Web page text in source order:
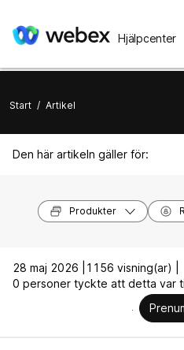
Hjälpcenter
Start / Artikel
Den här artikeln gäller för:
Produkter
28 maj 2026 |
1156 visning(ar) |
0 personer tyckte att detta var